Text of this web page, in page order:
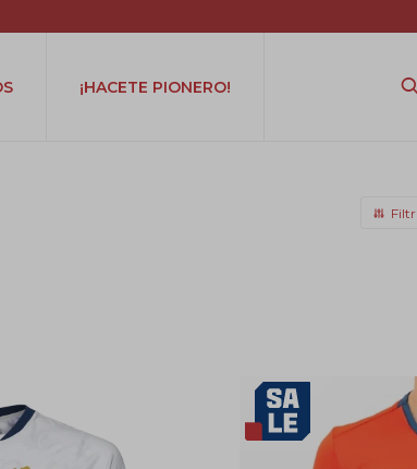
¡HACETE PIONERO!